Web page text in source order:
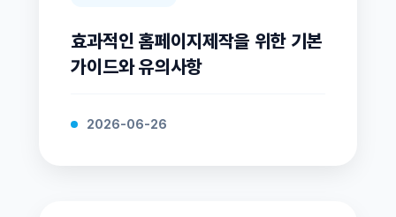
효과적인 홈페이지제작을 위한 기본
가이드와 유의사항
2026-06-26